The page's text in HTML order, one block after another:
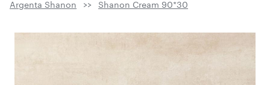
Argenta Shanon
Shanon Cream 90*30